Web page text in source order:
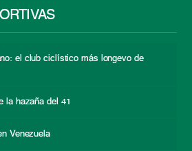
el club ciclístico más longevo de
la hazaña del 41
Venezuela